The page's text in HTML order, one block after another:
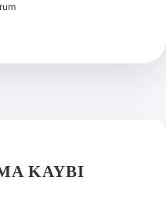
KAYBI